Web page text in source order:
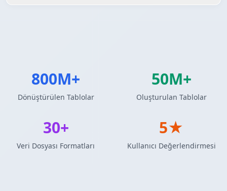
800M+
Dönüştürülen Tablolar
50M+
Oluşturulan Tablolar
30+
Veri Dosyası Formatları
5★
Kullanıcı Değerlendirmesi